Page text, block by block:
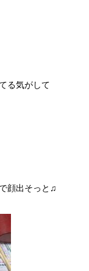
る気がして
顔出そっと♫